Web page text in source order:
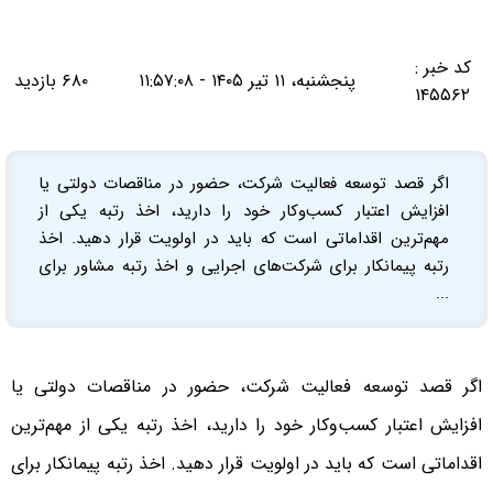
کد خبر :
۱۴۵۵۶۲
پنجشنبه، ۱۱ تیر ۱۴۰۵ - ۱۱:۵۷:۰۸ ۶۸۰ بازدید
اگر قصد توسعه فعالیت شرکت، حضور در مناقصات دولتی یا
افزایش اعتبار کسب‌وکار خود را دارید، اخذ رتبه یکی از
مهم‌ترین اقداماتی است که باید در اولویت قرار دهید. اخذ
رتبه پیمانکار برای شرکت‌های اجرایی و اخذ رتبه مشاور برای
...
اگر قصد توسعه فعالیت شرکت، حضور در مناقصات دولتی یا
افزایش اعتبار کسب‌وکار خود را دارید، اخذ رتبه یکی از مهم‌ترین
اقداماتی است که باید در اولویت قرار دهید. اخذ رتبه پیمانکار برای